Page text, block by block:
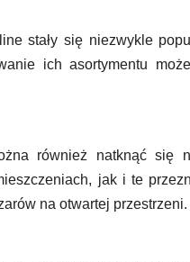
stały się niezwykle
ich asortymentu
również natknąć się
jak i te
na otwartej przestrzeni.